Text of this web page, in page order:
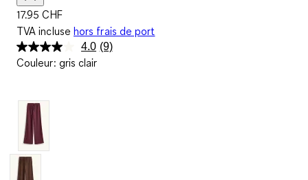
17.95 CHF
TVA incluse hors frais de port
4.0 Lire
(9)
Couleur: gris clair